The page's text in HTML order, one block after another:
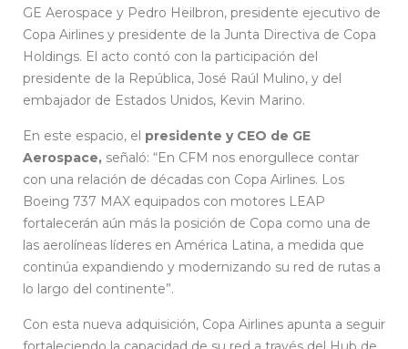
GE Aerospace y Pedro Heilbron, presidente ejecutivo de
Copa Airlines y presidente de la Junta Directiva de Copa
Holdings. El acto contó con la participación del
presidente de la República, José Raúl Mulino, y del
embajador de Estados Unidos, Kevin Marino.
En este espacio, el presidente y CEO de GE
Aerospace, señaló: “En CFM nos enorgullece contar
con una relación de décadas con Copa Airlines. Los
Boeing 737 MAX equipados con motores LEAP
fortalecerán aún más la posición de Copa como una de
las aerolíneas líderes en América Latina, a medida que
continúa expandiendo y modernizando su red de rutas a
lo largo del continente”.
Con esta nueva adquisición, Copa Airlines apunta a seguir